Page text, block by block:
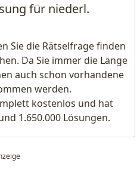
für niederl.
Sie die Rätselfrage finden
Da Sie immer die Länge
auch schon vorhandene
werden.
kostenlos und hat
1.650.000 Lösungen.